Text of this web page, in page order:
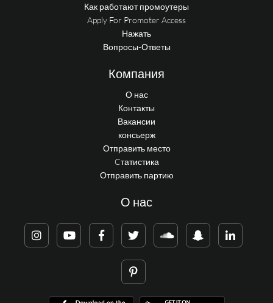
Как работают промоутеры
Apply For Promoter Access
Нажать
Вопросы-Ответы
Компания
О нас
Контакты
Вакансии
консьерж
Отправить место
Cтатистика
Отправить партию
О нас